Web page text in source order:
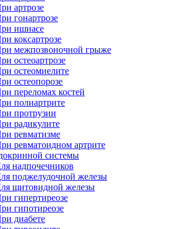
артрозе
гонартрозе
ишиасе
коксартрозе
межпозвоночной грыже
остеоартрозе
остеомиелите
остеопорозе
переломах костей
полиартрите
протрузии
радикулите
ревматизме
ревматоидном артрите
системы
надпочечников
поджелудочной железы
щитовидной железы
гипертиреозе
гипотиреозе
диабете